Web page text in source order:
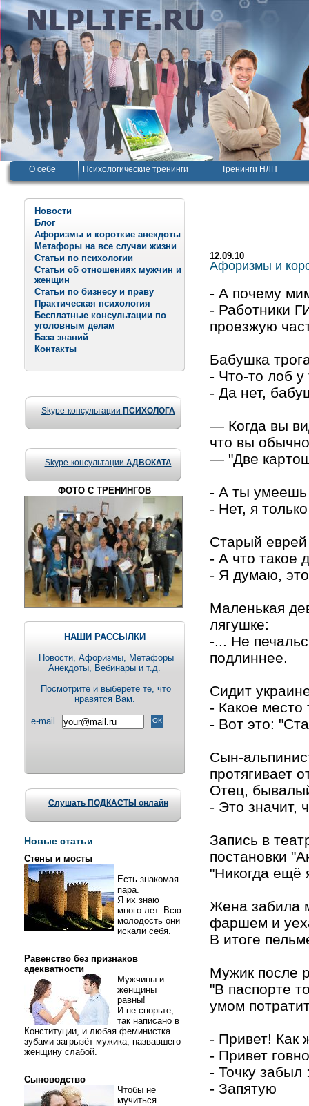
О себе Психологические тренинги Тренинги НЛП
Новости
Блог
Афоризмы и короткие анекдоты
Метафоры на все случаи жизни
Статьи по психологии
Статьи об отношениях мужчин и
женщин
Статьи по бизнесу и праву
Практическая психология
Бесплатные консультации по
уголовным делам
База знаний
Контакты
Skype-консультации ПСИХОЛОГА
Skype-консультации АДВОКАТА
ФОТО С ТРЕНИНГОВ
НАШИ РАССЫЛКИ
Новости, Aфоризмы, Метафоры
Анекдоты, Вебинары и т.д.
Посмотрите и выберете те, что
нравятся Вам.
e-mail
Слушать ПОДКАСТЫ онлайн
Новые статьи
Стены и мосты
Есть знакомая
пара.
Я их знаю
много лет. Всю
молодость они
искали себя.
Равенство без признаков
адекватности
Мужчины и
женщины
равны!
И не спорьте,
так написано в
Конституции, и любая феминистка
зубами загрызёт мужика, назвавшего
женщину слабой.
Сыноводство
Чтобы не
мучиться
12.09.10
Афоризмы и
- А почему
- Работники
проезжую
Бабушка
- Что-то лоб у
- Да нет,
— Когда вы
что вы
— "Две
- А ты умеешь
- Нет, я
Старый
- А что такое
- Я думаю,
Маленькая
лягушке:
-... Не
подлиннее.
Сидит
- Какое место
- Вот это:
Сын-
протягивает
Отец,
- Это значит,
Запись в
постановки
"Никогда ещё
Жена забила
фаршем и
В итоге
Мужик после
"В паспорте
умом
- Привет! Как
- Привет говно
- Точку забыл
- Запятую